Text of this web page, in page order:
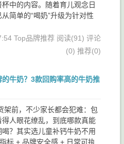
中的内容。随着育儿观念日
简单的“喝奶”升级为针对性
Top品牌推荐 阅读(91) 评论
(0) 推荐(0)
牛奶？3款回购率高的牛奶推
架前，不少家长都会犯难：包
得人眼花缭乱，到底哪款真能
？其实选儿童补钙牛奶不用
标 + 品牌安全感 + 日常可执